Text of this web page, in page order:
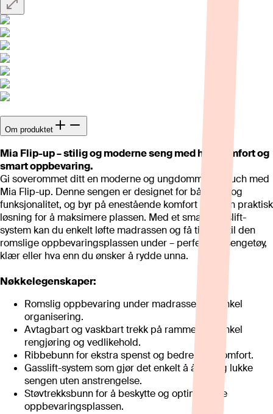
Om produktet
Mia Flip-up – stilig og moderne seng med høy komfort og
smart oppbevaring.
Gi soverommet ditt en moderne og ungdommelig touch med
Mia Flip-up. Denne sengen er designet for både stil og
funksjonalitet, og byr på enestående komfort samt en praktisk
løsning for å maksimere plassen. Med et smart gasslift-
system kan du enkelt løfte madrassen og få tilgang til den
romslige oppbevaringsplassen under – perfekt for sengetøy,
klær eller hva enn du ønsker å rydde unna.
Nøkkelegenskaper:
Romslig oppbevaring under madrassen for enkel
organisering.
Avtagbart og vaskbart trekk på rammen for enkel
rengjøring og vedlikehold.
Ribbebunn for ekstra spenst og bedre søvnkomfort.
Gasslift-system som gjør det enkelt å åpne og lukke
sengen uten anstrengelse.
Støvtrekksbunn for å beskytte og optimalisere
oppbevaringsplassen.